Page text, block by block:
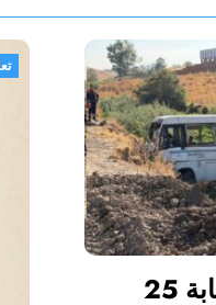
الحدث مجتمع